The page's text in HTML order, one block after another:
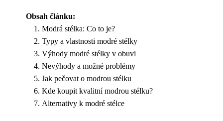
Obsah článku:
Modrá stélka: Co to je?
Typy a vlastnosti modré stélky
Výhody modré stélky v obuvi
Nevýhody a možné problémy
Jak pečovat o modrou stélku
Kde koupit kvalitní modrou stélku?
Alternativy k modré stélce